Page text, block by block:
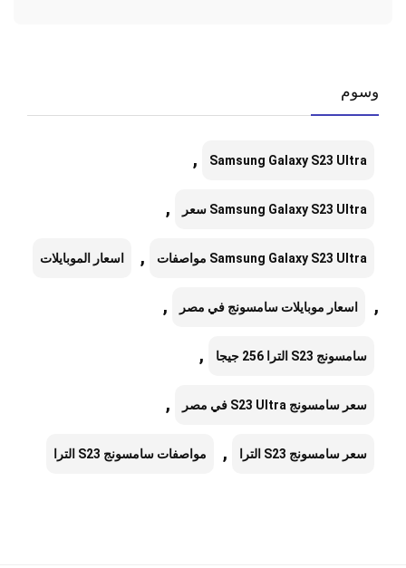
وسوم
Samsung Galaxy S23 Ultra
,
Samsung Galaxy S23 Ultra سعر ,
Samsung Galaxy S23 Ultra مواصفات , اسعار الموبايلات
, اسعار موبايلات سامسونج في مصر ,
سامسونج S23 الترا 256 جيجا ,
سعر سامسونج S23 Ultra في مصر ,
سعر سامسونج S23 الترا , مواصفات سامسونج S23 الترا